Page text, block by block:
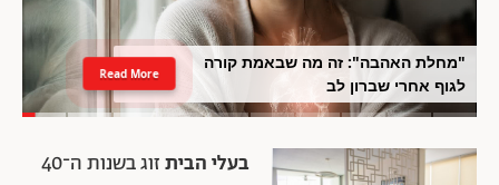
"מחלת האהבה": זה מה שבאמת קורה
לגוף אחרי שברון לב
Read More
בעלי הבית
זוג בשנות ה־40